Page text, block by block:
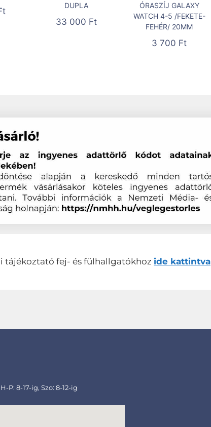
DUPLA
33 000 Ft
ÓRASZÍJ GALAXY
WATCH 4-5 /FEKETE-
FEHÉR/ 20MM
3 700 Ft
tájékoztató fej- és fülhallgatókhoz ide kattintva
H-P: 8-17-ig, Szo: 8-12-ig